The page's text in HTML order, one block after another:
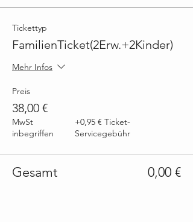
Tickettyp
FamilienTicket(2Erw.+2Kinder)
Mehr Infos
Preis
38,00 €
MwSt
inbegriffen
+0,95 € Ticket-
Servicegebühr
Gesamt 0,00 €